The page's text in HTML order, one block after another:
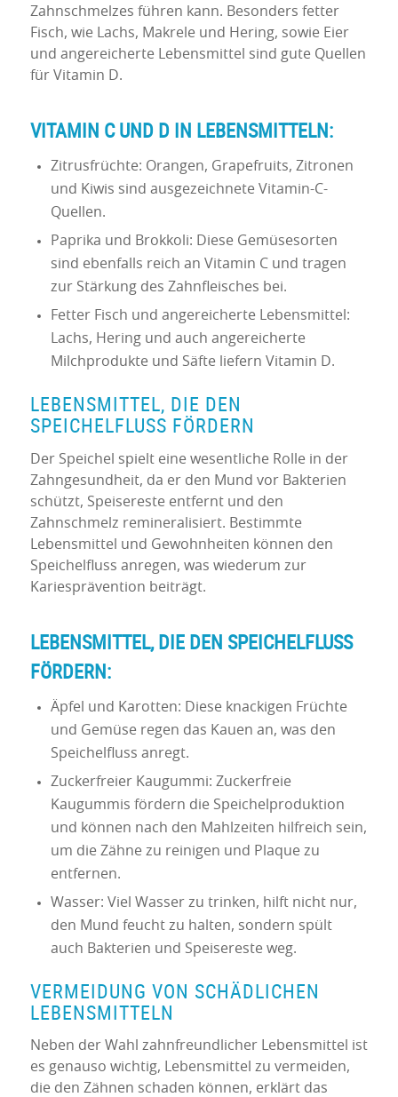
Zahnschmelzes führen kann. Besonders fetter
Fisch, wie Lachs, Makrele und Hering, sowie Eier
und angereicherte Lebensmittel sind gute Quellen
für Vitamin D.
VITAMIN C UND D IN LEBENSMITTELN:
Zitrusfrüchte: Orangen, Grapefruits, Zitronen
und Kiwis sind ausgezeichnete Vitamin-C-
Quellen.
Paprika und Brokkoli: Diese Gemüsesorten
sind ebenfalls reich an Vitamin C und tragen
zur Stärkung des Zahnfleisches bei.
Fetter Fisch und angereicherte Lebensmittel:
Lachs, Hering und auch angereicherte
Milchprodukte und Säfte liefern Vitamin D.
LEBENSMITTEL, DIE DEN
SPEICHELFLUSS FÖRDERN
Der Speichel spielt eine wesentliche Rolle in der
Zahngesundheit, da er den Mund vor Bakterien
schützt, Speisereste entfernt und den
Zahnschmelz remineralisiert. Bestimmte
Lebensmittel und Gewohnheiten können den
Speichelfluss anregen, was wiederum zur
Kariesprävention beiträgt.
LEBENSMITTEL, DIE DEN SPEICHELFLUSS
FÖRDERN:
Äpfel und Karotten: Diese knackigen Früchte
und Gemüse regen das Kauen an, was den
Speichelfluss anregt.
Zuckerfreier Kaugummi: Zuckerfreie
Kaugummis fördern die Speichelproduktion
und können nach den Mahlzeiten hilfreich sein,
um die Zähne zu reinigen und Plaque zu
entfernen.
Wasser: Viel Wasser zu trinken, hilft nicht nur,
den Mund feucht zu halten, sondern spült
auch Bakterien und Speisereste weg.
VERMEIDUNG VON SCHÄDLICHEN
LEBENSMITTELN
Neben der Wahl zahnfreundlicher Lebensmittel ist
es genauso wichtig, Lebensmittel zu vermeiden,
die den Zähnen schaden können, erklärt das